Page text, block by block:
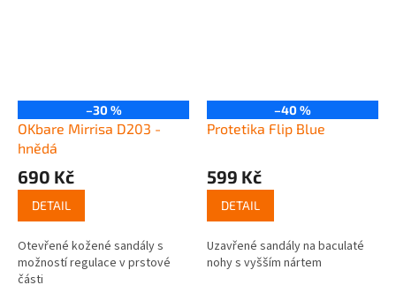
–30 %
OKbare Mirrisa D203 -
hnědá
690 Kč
DETAIL
Otevřené kožené sandály s
možností regulace v prstové
části
–40 %
Protetika Flip Blue
599 Kč
DETAIL
Uzavřené sandály na baculaté
nohy s vyšším nártem